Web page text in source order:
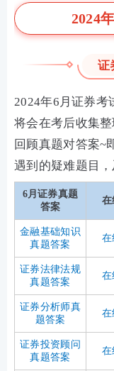
2024
证
2024年6月证券考
将会在考后收集
回顾真题对答案~
遇到的疑难题目，
6月证券真题
答案
在
金融基础知识
真题答案
在
证券法律法规
真题答案
在
证券分析师真
题答案
在
证券投资顾问
真题答案
在